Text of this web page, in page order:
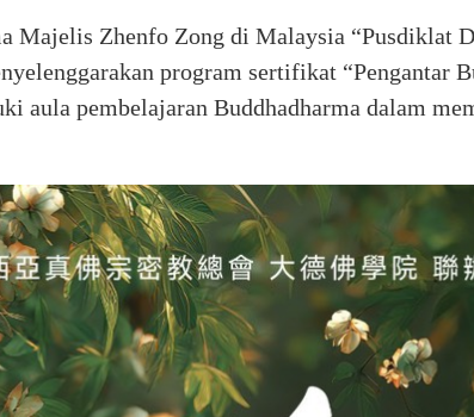
Majelis Zhenfo Zong di Malaysia “Pusdiklat
program sertifikat “Pengantar
aula pembelajaran Buddhadharma dalam